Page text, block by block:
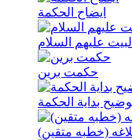
ایضاح الحکمة
علیهم السلام
حکمت برین
بدایة الحکمة
(خطبه متقین)